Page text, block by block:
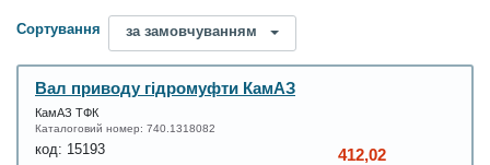
Сортування за замовчуванням
Вал приводу гідромуфти КамАЗ
КамАЗ ТФК
Каталоговий номер: 740.1318082
код: 15193 412,02